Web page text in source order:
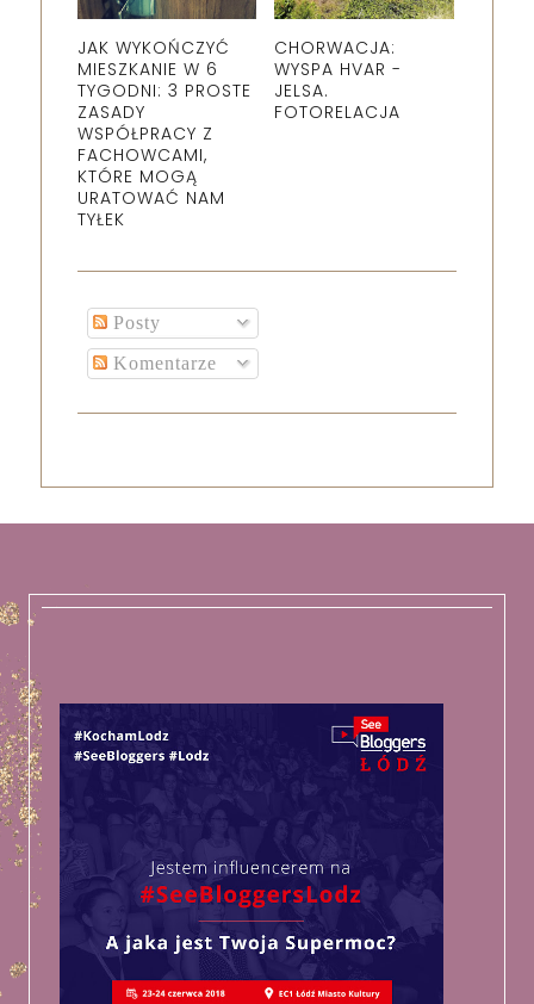
JAK WYKOŃCZYĆ
MIESZKANIE W 6
TYGODNI: 3 PROSTE
ZASADY
WSPÓŁPRACY Z
FACHOWCAMI,
KTÓRE MOGĄ
URATOWAĆ NAM
TYŁEK
CHORWACJA:
WYSPA HVAR -
JELSA.
FOTORELACJA
Posty
Komentarze